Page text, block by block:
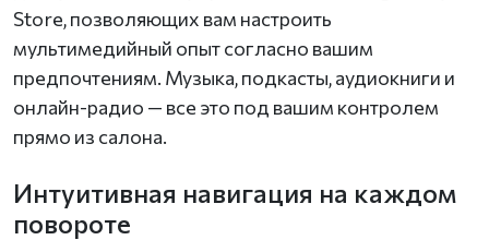
Store, позволяющих вам настроить
мультимедийный опыт согласно вашим
предпочтениям. Музыка, подкасты, аудиокниги и
онлайн-радио — все это под вашим контролем
прямо из салона.
Интуитивная навигация на каждом
повороте